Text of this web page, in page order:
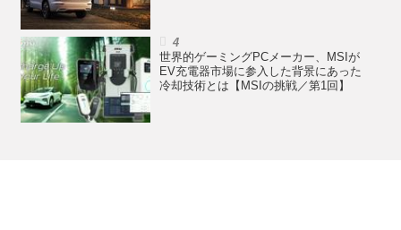
世界的ゲーミングPCメーカー、MSIが
EV充電器市場に参入した背景にあった
冷却技術とは【MSIの挑戦／第1回】